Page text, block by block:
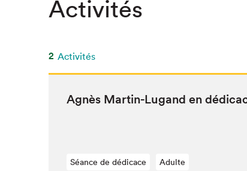
SLM 2020
Activités
2 Activités
Agnès Mar­tin-Lugand en
Séance de dédicace Adulte